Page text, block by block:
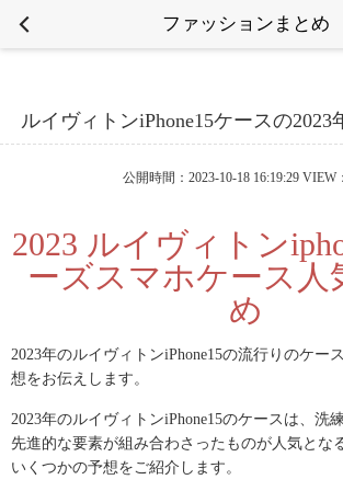
ファッションまとめ
ルイヴィトンiPhone15ケースの2023
公開時間：2023-10-18 16:19:29 VIEW
2023 ルイヴィトン
ーズスマホケース人
め
2023年のルイヴィトンiPhone15の流行りのケー
想をお伝えします。
2023年のルイヴィトンiPhone15のケースは、洗
先進的な要素が組み合わさったものが人気とな
いくつかの予想をご紹介します。